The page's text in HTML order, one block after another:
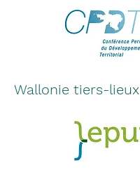
Wallonie tiers-lieux